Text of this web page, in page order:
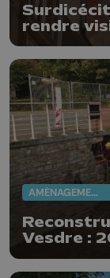
rendre
AMÉNAGEMENT DU TERRITOIRE
Vesdre :